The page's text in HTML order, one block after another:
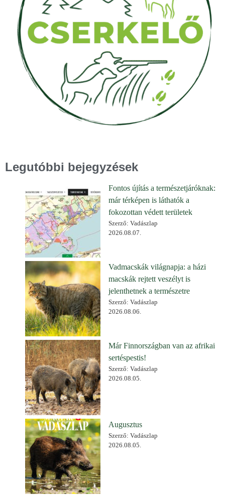
Legutóbbi bejegyzések
Fontos újítás a természetjáróknak:
már térképen is láthatók a
fokozottan védett területek
Szerző: Vadászlap
2026.08.07.
Vadmacskák világnapja: a házi
macskák rejtett veszélyt is
jelenthetnek a természetre
Szerző: Vadászlap
2026.08.06.
Már Finnországban van az afrikai
sertéspestis!
Szerző: Vadászlap
2026.08.05.
Augusztus
Szerző: Vadászlap
2026.08.05.